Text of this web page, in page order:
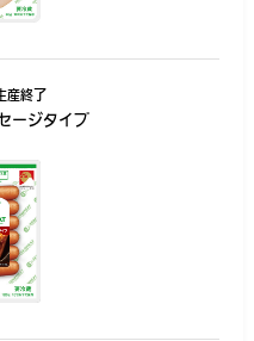
産終了
ージタイプ